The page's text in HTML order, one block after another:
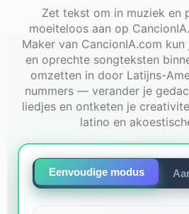
Zet tekst om in muziek en
moeiteloos aan op
Maker van CancionIA.com
en oprechte songteksten
omzetten in door Latijns-
nummers — verander je
liedjes en ontketen je
latino en
Eenvoudige modus